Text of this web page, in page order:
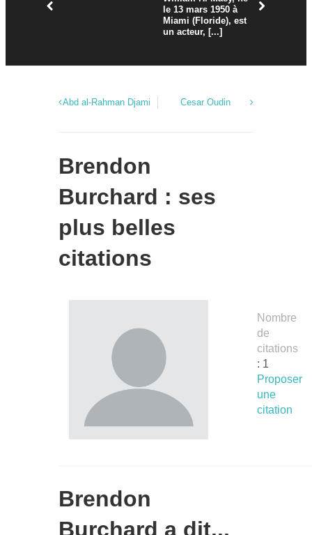
le 13 mars 1950 à
Miami (Floride), est
un acteur, [...]
Abd al-Rahman Djami Cesar Oudin
Brendon
Burchard : ses
plus belles
citations
Nombre
de
citations
: 1
Proposer
une
citation
Brendon
Burchard a dit...